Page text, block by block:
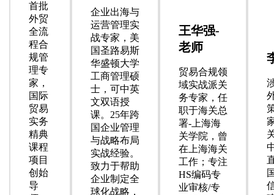
首批
外贸
全流
程合
规管
理专
家，
国际
贸易
实务
精典
课程
项目
创始
导
企业出海与
运营管理实
战专家，美
国圣路易斯
华盛顿大学
工商管理硕
士，可中英
文双语授
课。25年跨
国企业管理
与战略布局
实战经验。
致力于帮助
企业制定全
球化战略，
王华强-
老师
贸易合规领
域实战派关
务专家，任
职于海关总
署-上海海
关学院，曾
在上海海关
工作；专注
HS编码专
业审核/专